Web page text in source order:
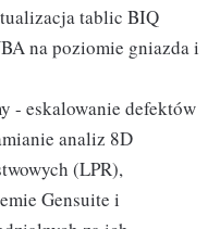
tablic BIQ
na poziomie gniazda i
- eskalowanie defektów
analiz 8D
(LPR),
Gensuite i